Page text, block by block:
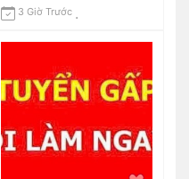
3 Giờ Trước